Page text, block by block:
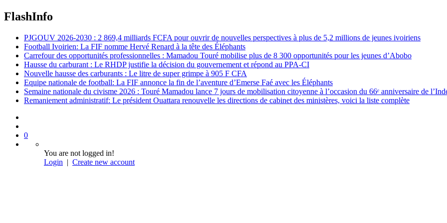
FlashInfo
PJGOUV 2026-2030 : 2 869,4 milliards FCFA pour ouvrir de nouvelles perspectives à plus de 5,2 millions de jeunes ivoiriens
Football Ivoirien: La FIF nomme Hervé Renard à la tête des Éléphants
Carrefour des opportunités professionnelles : Mamadou Touré mobilise plus de 8 300 opportunités pour les jeunes d’Abobo
Hausse du carburant : Le RHDP justifie la décision du gouvernement et répond au PPA-CI
Nouvelle hausse des carburants : Le litre de super grimpe à 905 F CFA
Equipe nationale de football: La FIF annonce la fin de l’aventure d’Emerse Faé avec les Éléphants
Semaine nationale du civisme 2026 : Touré Mamadou lance 7 jours de mobilisation citoyenne à l’occasion du 66ᵉ anniversaire de
Remaniement administratif: Le président Ouattara renouvelle les directions de cabinet des ministères, voici la liste complète
0
You are not logged in!
Login | Create new account